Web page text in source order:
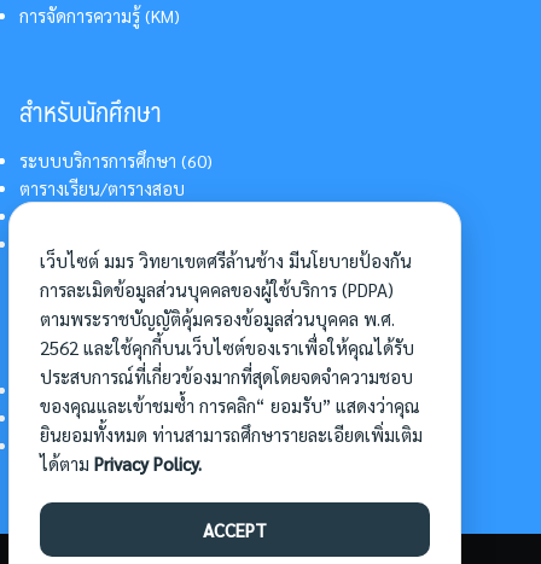
การจัดการความรู้ (KM)
สำหรับนักศึกษา
ระบบบริการการศึกษา (60)
ตารางเรียน/ตารางสอบ
การแต่งกายนักศึกษา
อื่นๆ
การเข้าศึกษาต่อ
ดาวน์โหลดแบบฟอร์ม
การบริหารจัดการโครงการ
เว็บไซต์ มมร วิทยาเขตศรีล้านช้าง มีนโยบายป้องกัน
การละเมิดข้อมูลส่วนบุคคลของผู้ใช้บริการ (PDPA)
ตามพระราชบัญญัติคุ้มครองข้อมูลส่วนบุคคล พ.ศ.
2562 และใช้คุกกี้บนเว็บไซต์ของเราเพื่อให้คุณได้รับ
ประสบการณ์ที่เกี่ยวข้องมากที่สุดโดยจดจำความชอบ
ของคุณและเข้าชมซ้ำ การคลิก“ ยอมรับ” แสดงว่าคุณ
ยินยอมทั้งหมด ท่านสามารถศึกษารายละเอียดเพิ่มเติม
ได้ตาม Privacy Policy.
ACCEPT